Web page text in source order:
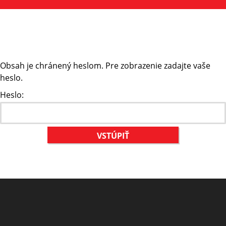
Obsah je chránený heslom. Pre zobrazenie zadajte vaše
heslo.
Heslo: